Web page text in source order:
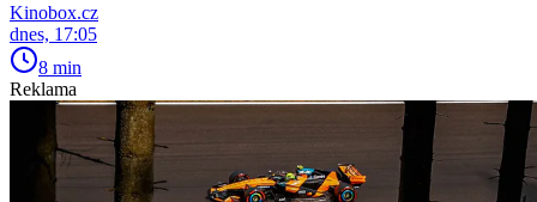
Kinobox.cz
dnes, 17:05
8 min
Reklama